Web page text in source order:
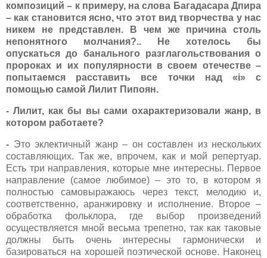
композиций – к примеру, на слова Багадасара Дпира
– как становится ясно, что этот вид творчества у нас
никем не представлен. В чем же причина столь
непонятного молчания?.. Не хотелось бы
опускаться до банального разглагольствования о
пророках и их популярности в своем отечестве –
попытаемся расставить все точки над «i» с
помощью самой Лилит Пипоян.
- Лилит, как бы вы сами охарактеризовали жанр, в
котором работаете?
- Это эклектичный жанр – он составлен из нескольких
составляющих. Так же, впрочем, как и мой репертуар.
Есть три направления, которые мне интересны. Первое
направление (самое любимое) – это то, в котором я
полностью самовыражаюсь через текст, мелодию и,
соответственно, аранжировку и исполнение. Второе –
обработка фольклора, где выбор произведений
осуществляется мной весьма трепетно, так как таковые
должны быть очень интересны гармонически и
базироваться на хорошей поэтической основе. Наконец